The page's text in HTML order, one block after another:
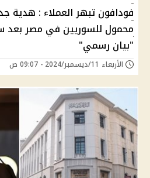
فودافون تبهر العملاء : هدية
محمول للسوريين في مصر بعد
"بيان رسمي"
الأربعاء 11/ديسمبر/2024 - 09:07 ص